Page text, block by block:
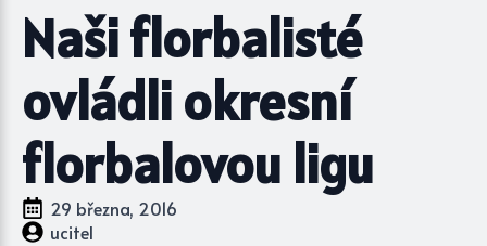
Naši florbalisté
ovládli okresní
florbalovou ligu
29 března, 2016
ucitel